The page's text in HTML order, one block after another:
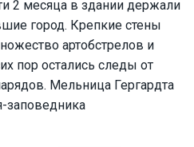
2 месяца в здании держали
город. Крепкие стены
артобстрелов и
пор остались следы от
Мельница Гергардта
заповедника